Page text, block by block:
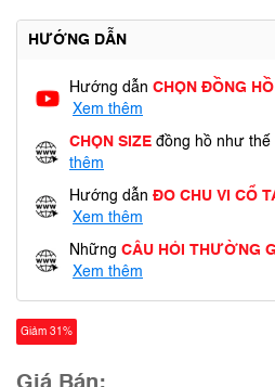
HƯỚNG DẪN
Hướng dẫn CHỌN ĐỒNG HỒ
Xem thêm
CHỌN SIZE đồng hồ như thế
thêm
Hướng dẫn ĐO CHU VI CỔ
Xem thêm
Những CÂU HỎI THƯỜNG
Xem thêm
Giảm 31%